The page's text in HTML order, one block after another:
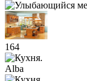
164
Alba